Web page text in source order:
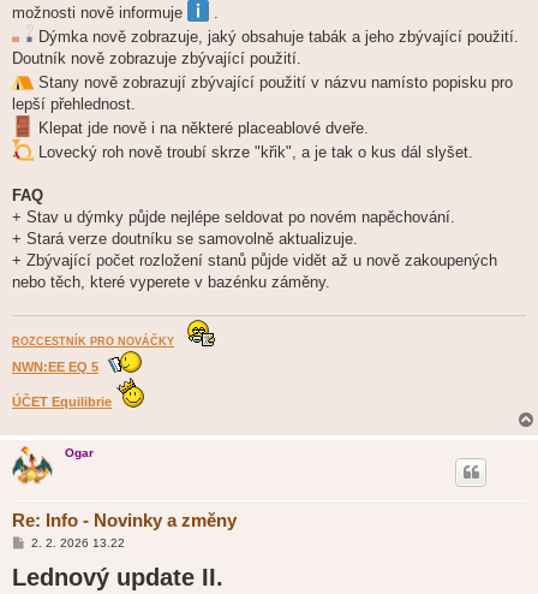
k
možnosti nově informuje
.
Dýmka nově zobrazuje, jaký obsahuje tabák a jeho zbývající použití.
Doutník nově zobrazuje zbývající použití.
Stany nově zobrazují zbývající použití v názvu namísto popisku pro
lepší přehlednost.
Klepat jde nově i na některé placeablové dveře.
Lovecký roh nově troubí skrze "křik", a je tak o kus dál slyšet.
FAQ
+ Stav u dýmky půjde nejlépe seldovat po novém napěchování.
+ Stará verze doutníku se samovolně aktualizuje.
+ Zbývající počet rozložení stanů půjde vidět až u nově zakoupených
nebo těch, které vyperete v bazénku záměny.
ROZCESTNÍK PRO NOVÁČKY
NWN:EE EQ 5
ÚČET Equilibrie
Ogar
Re: Info - Novinky a změny
P
í
s
2. 2. 2026 13.22
Lednový update II.